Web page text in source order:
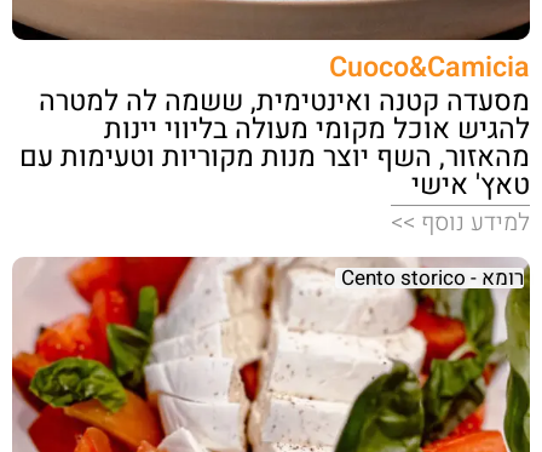
Cuoco&Camicia
מסעדה קטנה ואינטימית, ששמה לה למטרה
להגיש אוכל מקומי מעולה בליווי יינות
מהאזור, השף יוצר מנות מקוריות וטעימות עם
טאץ' אישי
למידע נוסף >>
רומא - Cento storico